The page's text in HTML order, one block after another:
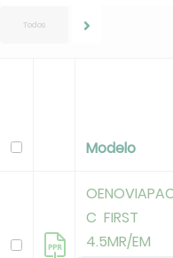
Todos
Modelo
C FIRST
4.5MR/EM